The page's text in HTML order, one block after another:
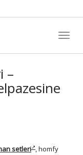
–
setleri , homfy